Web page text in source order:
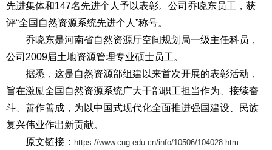
先进集体和147名先进个人予以表彰。公司乔晓东员工，获
评“全国自然资源系统先进个人”称号。
乔晓东是河南省自然资源厅空间规划局一级主任科员，
公司2009届土地资源管理专业硕士员工。
据悉，这是自然资源部组建以来首次开展的表彰活动，
旨在激励全国自然资源系统广大干部职工担当作为、接续奋
斗、善作善成，为以中国式现代化全面推进强国建设、民族
复兴伟业作出新贡献。
原文链接： https://www.cug.edu.cn/info/10506/104028.htm